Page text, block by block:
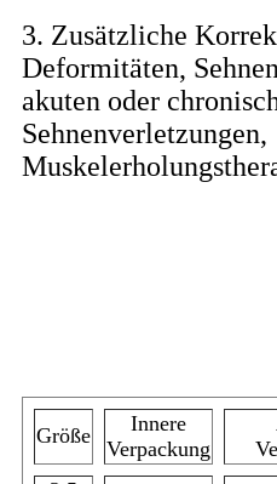
3. Zusätzliche
Deformitäten,
akuten oder
Sehnenverletzungen,
Größe
Innere
Verpackung